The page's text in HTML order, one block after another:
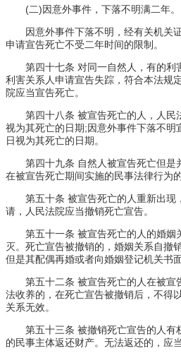
(二)因意外事件，下落不明满二年。
因意外事件下落不明，经有关机关
申请宣告死亡不受二年时间的限制。
第四十七条 对同一自然人，有的利
利害关系人申请宣告失踪，符合本法规
院应当宣告死亡。
第四十八条 被宣告死亡的人，人民
视为其死亡的日期;因意外事件下落不明
日视为其死亡的日期。
第四十九条 自然人被宣告死亡但是
在被宣告死亡期间实施的民事法律行为的
第五十条 被宣告死亡的人重新出现
请，人民法院应当撤销死亡宣告。
第五十一条 被宣告死亡的人的婚姻
灭。死亡宣告被撤销的，婚姻关系自撤
但是其配偶再婚或者向婚姻登记机关书
第五十二条 被宣告死亡的人在被宣
法收养的，在死亡宣告被撤销后，不得
关系无效。
第五十三条 被撤销死亡宣告的人有
的民事主体返还财产。无法返还的，应